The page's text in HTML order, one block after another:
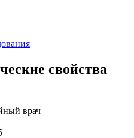
свойства
врач